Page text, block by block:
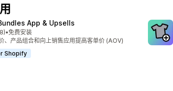
App & Upsells
5 星）
评论
•免费安装
、产品组合和向上销售应用提高客单价 (AOV)
Shopify